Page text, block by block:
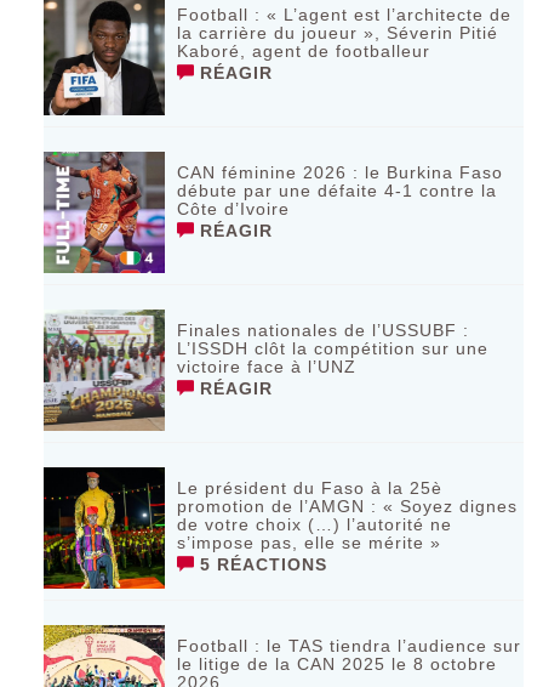
Football : « L’agent est l’architecte de
la carrière du joueur », Séverin Pitié
Kaboré, agent de footballeur
RÉAGIR
CAN féminine 2026 : le Burkina Faso
débute par une défaite 4-1 contre la
Côte d’Ivoire
RÉAGIR
Finales nationales de l’USSUBF :
L’ISSDH clôt la compétition sur une
victoire face à l’UNZ
RÉAGIR
Le président du Faso à la 25è
promotion de l’AMGN : « Soyez dignes
de votre choix (…) l’autorité ne
s’impose pas, elle se mérite »
5 RÉACTIONS
Football : le TAS tiendra l’audience sur
le litige de la CAN 2025 le 8 octobre
2026